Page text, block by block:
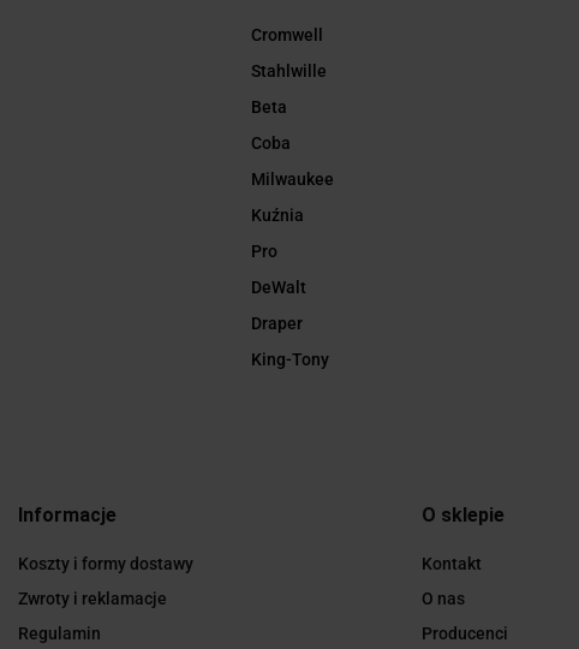
Cromwell
Stahlwille
Beta
Coba
Milwaukee
Kuźnia
Pro
DeWalt
Draper
King-Tony
Informacje
Koszty i formy dostawy
Zwroty i reklamacje
Regulamin
O sklepie
Kontakt
O nas
Producenci